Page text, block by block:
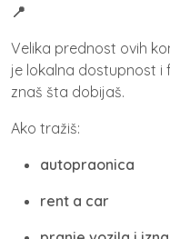
📍
Velika prednost ovih
je lokalna dostupnost i
znaš šta dobijaš.
Ako tražiš:
autopraonica
rent a car